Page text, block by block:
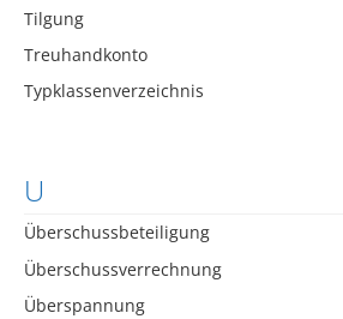
Tilgung
Treuhandkonto
Typklassenverzeichnis
U
Überschussbeteiligung
Überschussverrechnung
Überspannung